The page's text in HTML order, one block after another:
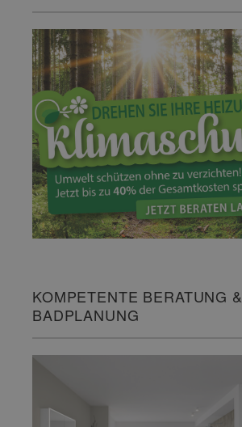
KOMPETENTE BERATUNG &
BADPLANUNG